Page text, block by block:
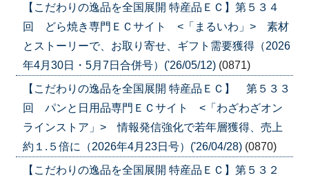
【こだわりの逸品を全国展開 特産品ＥＣ】第５３４
回 どら焼き専門ＥＣサイト <「まるいわ」> 素材
とストーリーで、お取り寄せ、ギフト需要獲得（2026
年4月30日・5月7日合併号）('26/05/12) (0871)
【こだわりの逸品を全国展開 特産品ＥＣ】 第５３３
回 パンと日用品専門ＥＣサイト <「わざわざオン
ラインストア」> 情報発信強化で若年層獲得、売上
約１.５倍に（2026年4月23日号）('26/04/28) (0870)
【こだわりの逸品を全国展開 特産品ＥＣ】第５３２